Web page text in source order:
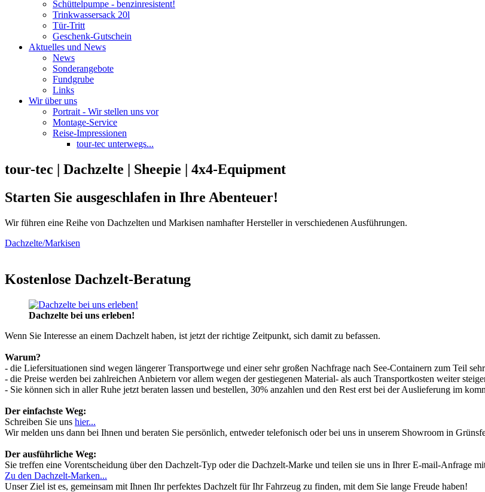
Schüttelpumpe - benzinresistent!
Trinkwassersack 20l
Tür-Tritt
Geschenk-Gutschein
Aktuelles und News
News
Sonderangebote
Fundgrube
Links
Wir über uns
Portrait - Wir stellen uns vor
Montage-Service
Reise-Impressionen
tour-tec unterwegs...
tour-tec | Dachzelte | Sheepie | 4x4-Equipment
Starten Sie ausgeschlafen in Ihre Abenteuer!
Wir führen eine Reihe von Dachzelten und Markisen namhafter Hersteller in verschiedenen Ausführungen.
Dachzelte/Markisen
Kostenlose Dachzelt-Beratung
Dachzelte bei uns erleben!
Wenn Sie Interesse an einem Dachzelt haben, ist jetzt der richtige Zeitpunkt, sich damit zu befassen.
Warum?
- die Liefersituationen sind wegen längerer Transportwege und einer sehr großen Nachfrage nach See-Containern zum Teil
- die Preise werden bei zahlreichen Anbietern vor allem wegen der gestiegenen Material- als auch Transportkosten weiter
- Sie können sich in aller Ruhe jetzt beraten lassen und bestellen, 30% anzahlen und den Rest erst bei der Auslieferung im
Der einfachste Weg:
Schreiben Sie uns hier...
Wir melden uns dann bei Ihnen und beraten Sie persönlich, entweder telefonisch oder bei uns in unserem Showroom in
Der ausführliche Weg:
Sie treffen eine Vorentscheidung über den Dachzelt-Typ oder die Dachzelt-Marke und teilen sie uns in Ihrer E-mail-Anfrage
Zu den Dachzelt-Marken...
Unser Ziel ist es, gemeinsam mit Ihnen Ihr perfektes Dachzelt für Ihr Fahrzeug zu finden, mit dem Sie lange Freude haben!